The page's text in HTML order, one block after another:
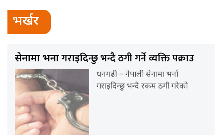
भर्खर
सेनामा भर्नागराइदिन्छु भन्दै ठगी गर्ने व्यक्ति पक्राउ
धनगढी – नेपाली सेनामा भर्ना
गराइदिन्छु भन्दै रकम ठगी गरेको